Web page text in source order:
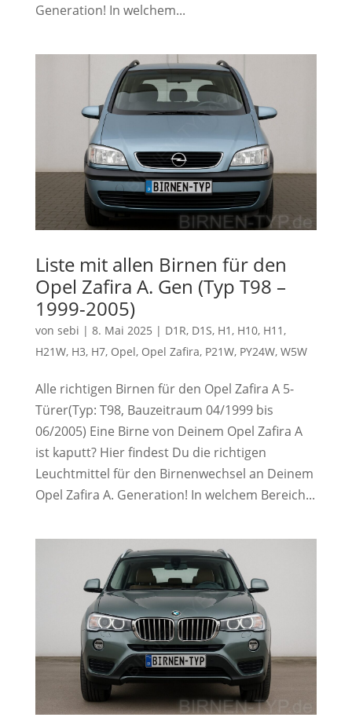
Generation! In welchem...
Liste mit allen Birnen für den
Opel Zafira A. Gen (Typ T98 –
1999-2005)
von sebi | 8. Mai 2025 | D1R, D1S, H1, H10, H11,
H21W, H3, H7, Opel, Opel Zafira, P21W, PY24W, W5W
Alle richtigen Birnen für den Opel Zafira A 5-
Türer(Typ: T98, Bauzeitraum 04/1999 bis
06/2005) Eine Birne von Deinem Opel Zafira A
ist kaputt? Hier findest Du die richtigen
Leuchtmittel für den Birnenwechsel an Deinem
Opel Zafira A. Generation! In welchem Bereich...